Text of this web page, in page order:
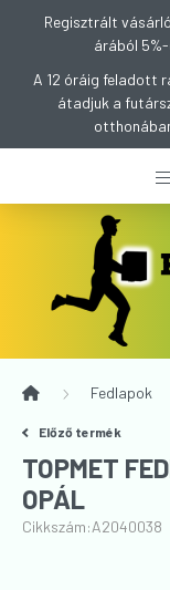
Regisztrált
árából
A 12 óráig feladott
átadjuk a
Fedlapok
Előző termék
TOPMET
OPÁL
Cikkszám:A2040038